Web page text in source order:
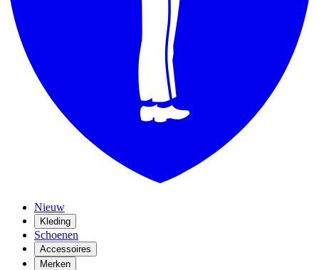
Nieuw
Kleding
Schoenen
Accessoires
Merken